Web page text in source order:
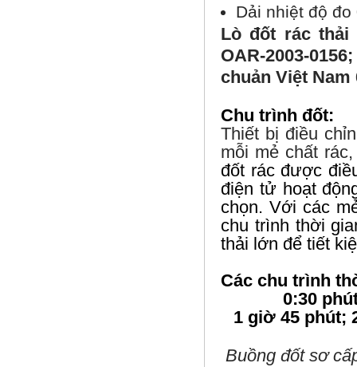
Dải nhiệt độ đo
Lò đốt rác
OAR-2003-0156
chuản Việt Nam
Chu trình đốt:
Thiết bị điều
mỗi mẻ chất
đốt rác được
điện tử hoạt
chọn. Với các
chu trình thời
thải lớn để tiết
Các chu trình
0:30
1 giờ 45 phút;
Buồng đốt sơ